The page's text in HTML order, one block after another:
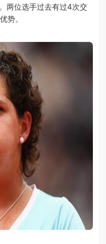
两位选手过去有过4次交
势。